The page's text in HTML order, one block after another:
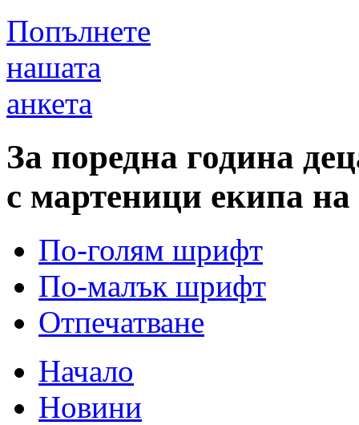
Попълнете
нашата
анкета
За поредна година
с мартеници екипа
По-голям шрифт
По-малък шрифт
Отпечатване
Начало
Новини